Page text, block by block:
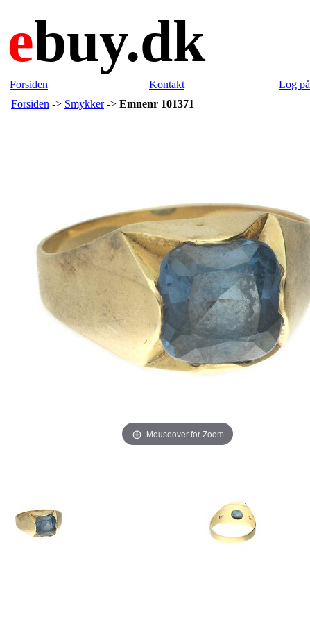
ebuy.dk
Forsiden Kontakt Log på
Forsiden -> Smykker-> Emnenr 101371
Mouseover for Zoom